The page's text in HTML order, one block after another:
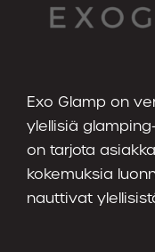
Exo Glamp on
ylellisiä
on tarjota
kokemuksia
nauttivat